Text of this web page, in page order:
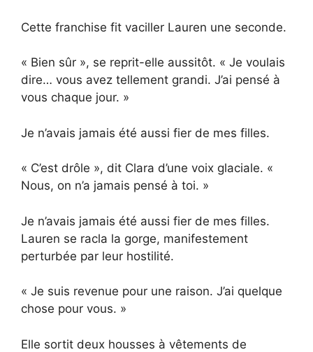
Cette franchise fit vaciller Lauren une seconde.
« Bien sûr », se reprit-elle aussitôt. « Je voulais
dire… vous avez tellement grandi. J’ai pensé à
vous chaque jour. »
Je n’avais jamais été aussi fier de mes filles.
« C’est drôle », dit Clara d’une voix glaciale. «
Nous, on n’a jamais pensé à toi. »
Je n’avais jamais été aussi fier de mes filles.
Lauren se racla la gorge, manifestement
perturbée par leur hostilité.
« Je suis revenue pour une raison. J’ai quelque
chose pour vous. »
Elle sortit deux housses à vêtements de